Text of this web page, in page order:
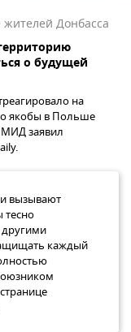
Донбасса
о будущей
на
якобы в Польше
МИД заявил
вызывают
тесно
каждый